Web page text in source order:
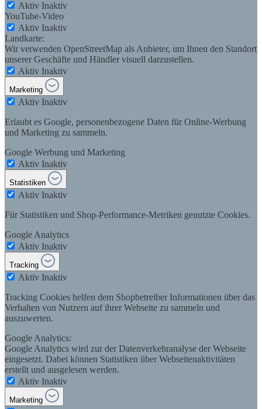
Aktiv Inaktiv
YouTube-Video
Aktiv Inaktiv
Landkarte:
Wir verwenden OpenStreetMap als Anbieter, um Ihnen den Standort
unserer Geschäfte und Händler visuell darzustellen.
Aktiv Inaktiv
Marketing
Aktiv Inaktiv
Erlaubt es Google, personenbezogene Daten für Online-Werbung
und Marketing zu sammeln.
Google Werbung und Marketing
Aktiv Inaktiv
Statistiken
Aktiv Inaktiv
Für Statistiken und Shop-Performance-Metriken genutzte Cookies.
Google Analytics
Aktiv Inaktiv
Tracking
Aktiv Inaktiv
Tracking Cookies helfen dem Shopbetreiber Informationen über das
Verhalten von Nutzern auf ihrer Webseite zu sammeln und
auszuwerten.
Google Analytics:
Google Analytics wird zur der Datenverkehranalyse der Webseite
eingesetzt. Dabei können Statistiken über Webseitenaktivitäten
erstellt und ausgelesen werden.
Aktiv Inaktiv
Marketing